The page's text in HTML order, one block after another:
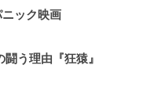
ック映画
う理由『狂猿』